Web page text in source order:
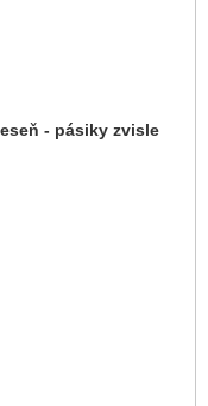
- pásiky zvisle